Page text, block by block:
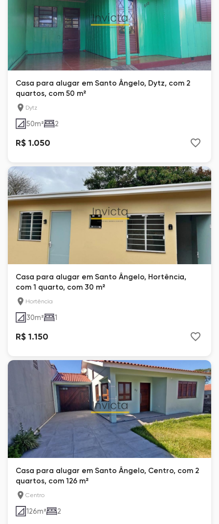
Casa para alugar em Santo Ângelo, Dytz, com 2
quartos, com 50 m²
Dytz
50m² 2
R$ 1.050
Casa para alugar em Santo Ângelo, Hortência,
com 1 quarto, com 30 m²
Hortência
30m² 1
R$ 1.150
Casa para alugar em Santo Ângelo, Centro, com 2
quartos, com 126 m²
Centro
126m² 2